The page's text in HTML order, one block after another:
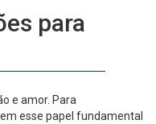
para
e amor. Para
esse papel fundamental